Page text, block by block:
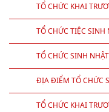
TỔ CHỨC KHAI
TỔ CHỨC TIỆC SINH
TỔ CHỨC SINH
ĐỊA ĐIỂM TỔ CHỨC
TỔ CHỨC KHAI